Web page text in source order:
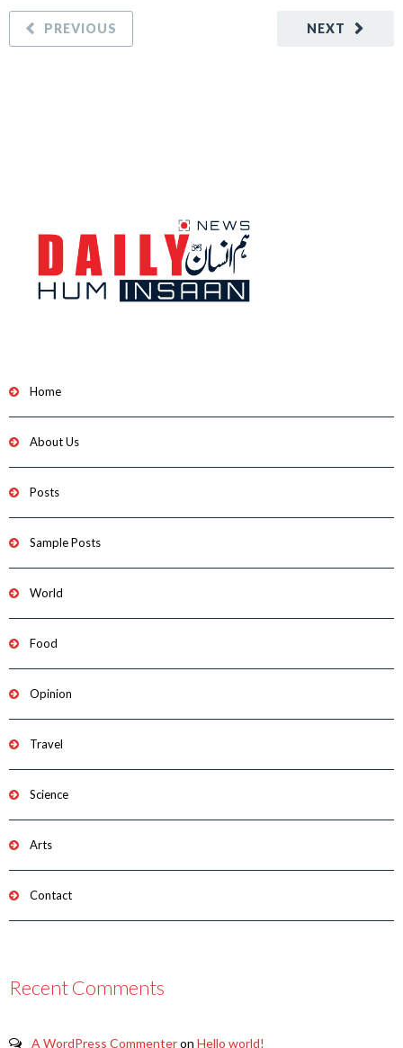
NEXT
PREVIOUS
Home
About Us
Posts
Sample Posts
World
Food
Opinion
Travel
Science
Arts
Contact
Recent Comments
A WordPress Commenteron Hello world!